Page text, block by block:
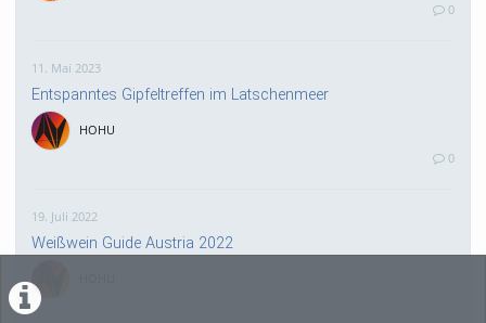
0
11. Mai 2023
Entspanntes Gipfeltreffen im Latschenmeer
HOHU
0
19. Juli 2022
Weißwein Guide Austria 2022